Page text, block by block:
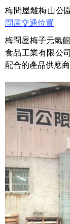
梅問屋離梅山公
問屋交通位置
梅問屋梅子元氣
食品工業有限公
配合的產品供應商